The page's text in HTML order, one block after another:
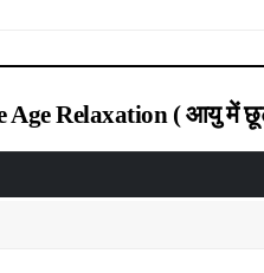
Age Relaxation ( आयु में